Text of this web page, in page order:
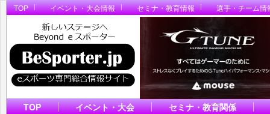
TOP イベント・大会情報 セミナ・教育情報 選手・チーム情
TOP イベント・大会
セミナ・教育関係